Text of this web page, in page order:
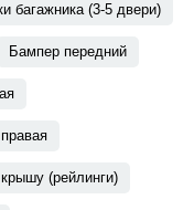
багажника (3-5 двери)
Бампер передний
(рейлинги)